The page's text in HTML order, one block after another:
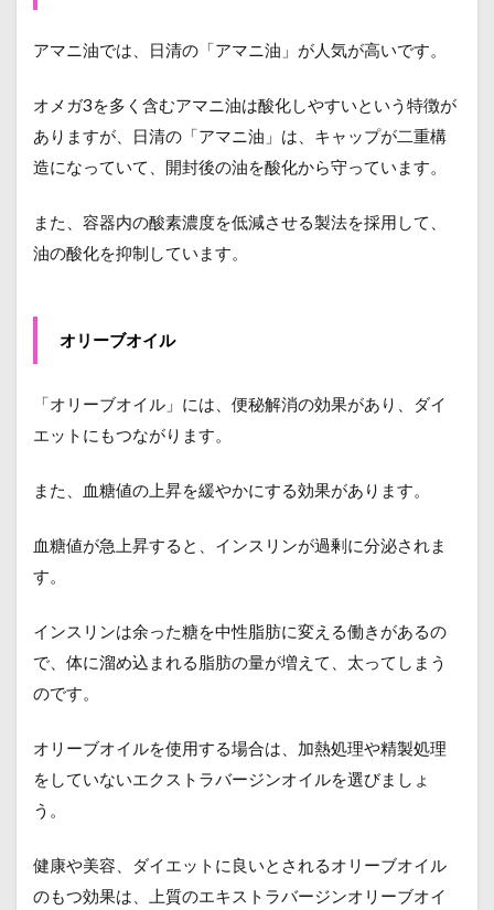
アマニ油では、日清の「アマニ油」が人気が高いです。
オメガ3を多く含むアマニ油は酸化しやすいという特徴が
ありますが、日清の「アマニ油」は、キャップが二重構
造になっていて、開封後の油を酸化から守っています。
また、容器内の酸素濃度を低減させる製法を採用して、
油の酸化を抑制しています。
オリーブオイル
「オリーブオイル」には、便秘解消の効果があり、ダイ
エットにもつながります。
また、血糖値の上昇を緩やかにする効果があります。
血糖値が急上昇すると、インスリンが過剰に分泌されま
す。
インスリンは余った糖を中性脂肪に変える働きがあるの
で、体に溜め込まれる脂肪の量が増えて、太ってしまう
のです。
オリーブオイルを使用する場合は、加熱処理や精製処理
をしていないエクストラバージンオイルを選びましょ
う。
健康や美容、ダイエットに良いとされるオリーブオイル
のもつ効果は、上質のエキストラバージンオリーブオイ